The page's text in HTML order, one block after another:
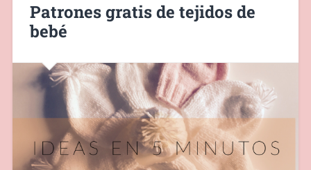
Patrones gratis de tejidos de
bebé